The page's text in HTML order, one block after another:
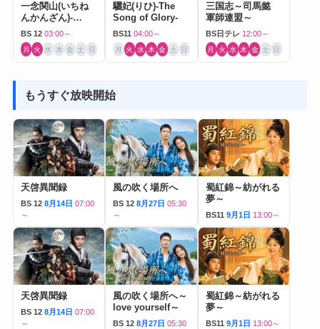
一念関山(いちね
んかんざん)-
Journey to Love-
BS 12 03:00～
月 火 水 木 金 土 日
驪妃(りひ)-The
Song of Glory-
BS11 04:00～
月 火 水 木 金 土 日
三国志～司馬懿
軍師連盟～
BS日テレ 12:00～
月 火 水 木 金 土 日
もうすぐ放映開始
天啓異聞録
BS 12 8月14日 07:00
～
風の吹く場所へ
BS 12 8月27日 05:30
～
蜀紅錦～紡がれる
夢～
BS11 9月1日 13:00～
天啓異聞録
BS 12 8月14日 07:00
～
風の吹く場所へ～
love yourself～
BS 12 8月27日 05:30
蜀紅錦～紡がれる
夢～
BS11 9月1日 13:00～